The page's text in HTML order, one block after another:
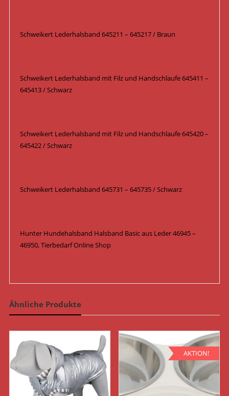
Schweikert Lederhalsband 645211 – 645217 / Braun
Schweikert Lederhalsband mit Filz und Handschlaufe 645411 –
645413 / Schwarz
Schweikert Lederhalsband mit Filz und Handschlaufe 645420 –
645422 / Schwarz
Schweikert Lederhalsband 645731 – 645735 / Schwarz
Hunter Hundehalsband Halsband Basic aus Leder 46945 –
46950, Tierbedarf Online Shop
Ähnliche Produkte
AKTION!